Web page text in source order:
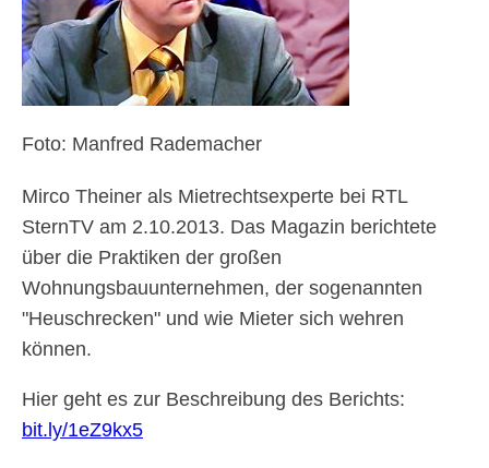
Foto: Manfred Rademacher
Mirco Theiner als Mietrechtsexperte bei RTL
SternTV am 2.10.2013. Das Magazin berichtete
über die Praktiken der großen
Wohnungsbauunternehmen, der sogenannten
Heuschrecken
und wie Mieter sich wehren
können.
Hier geht es zur Beschreibung des Berichts:
bit.ly/1eZ9kx5